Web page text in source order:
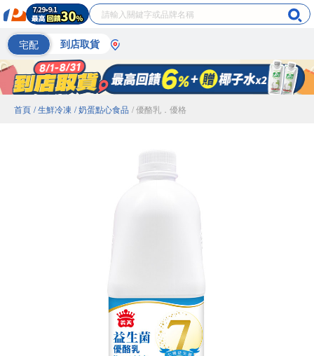
宅配 到店取貨
首頁 / 生鮮冷凍 / 奶蛋點心食品 / 優酪乳．優格